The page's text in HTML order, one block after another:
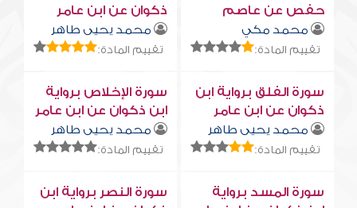
حفص عن عاصم
محمد مكي
تقييم المادة:
ذكوان عن ابن عامر
محمد يحيى طاهر
تقييم المادة:
سورة الفلق برواية ابن
ذكوان عن ابن عامر
محمد يحيى طاهر
تقييم المادة:
سورة الإخلاص برواية
ابن ذكوان عن ابن عامر
محمد يحيى طاهر
تقييم المادة:
سورة المسد برواية
سورة النصر برواية ابن